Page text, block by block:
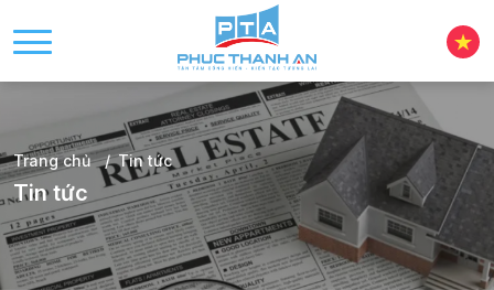
Trang chủ Tin tức
Tin tức